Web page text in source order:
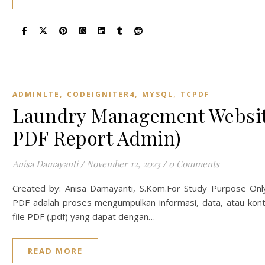
ADMINLTE , CODEIGNITER4, MYSQL, TCPDF
Laundry Management
PDF Report Admin)
Anisa Damayanti / November 12, 2023 / 0 Comments
Created by: Anisa Damayanti, S.Kom.For Study Purpose
PDF adalah proses mengumpulkan informasi, data, atau
file PDF (.pdf) yang dapat dengan…
READ MORE